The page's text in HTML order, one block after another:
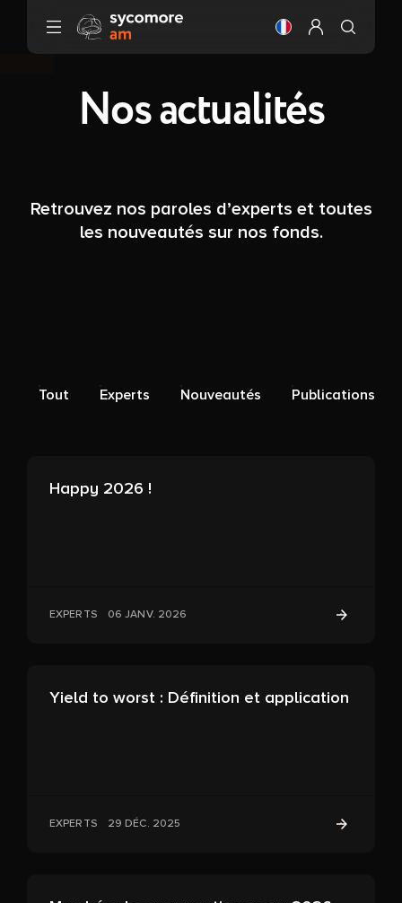
Aller au contenu
Changer laConfigurer
Nos actualités
Retrouvez nos paroles d’experts et toutes
les nouveautés sur nos fonds.
Tout Experts Nouveautés Publications
Happy 2026 !
EXPERTS 06 JANV. 2026
Yield to worst : Définition et application
EXPERTS 29 DÉC. 2025